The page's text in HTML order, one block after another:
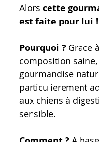
Alors cette
est faite pour lui !
Pourquoi ? Grace
composition
gourmandise
particulierement
aux chiens à
sensible.